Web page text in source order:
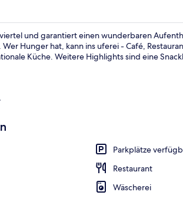
und garantiert einen wunderbaren
Hunger hat, kann ins uferei - Café,
Küche. Weitere Highlights sind eine
Parkplätze
Restaurant
Wäscherei